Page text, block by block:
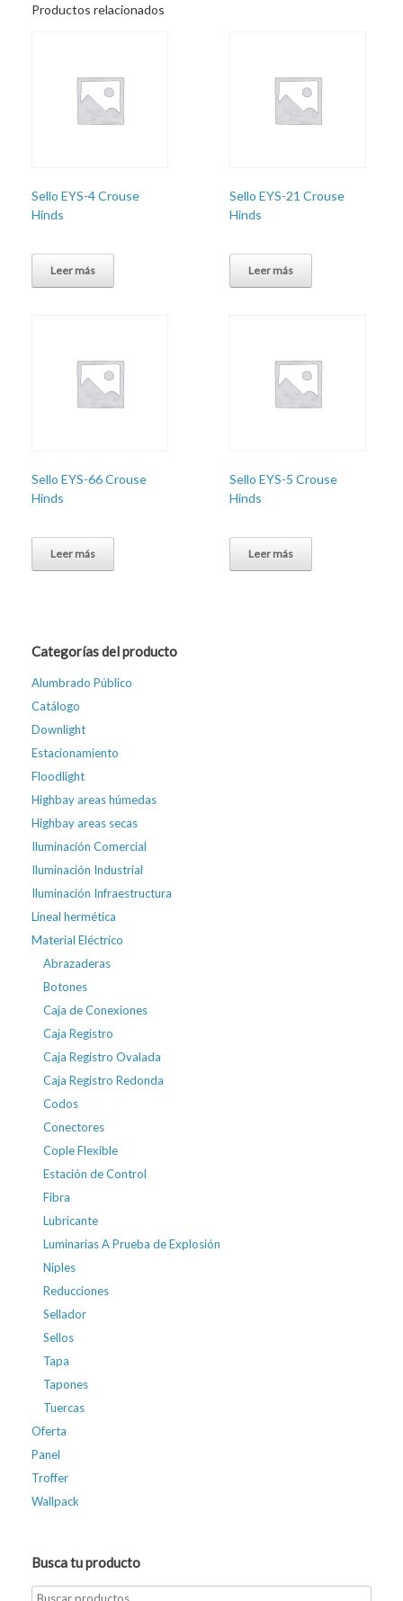
Productos relacionados
Sello EYS-4 Crouse
Hinds
Leer más
Sello EYS-21 Crouse
Hinds
Leer más
Sello EYS-66 Crouse
Hinds
Leer más
Sello EYS-5 Crouse
Hinds
Leer más
Categorías del producto
Alumbrado Público
Catálogo
Downlight
Estacionamiento
Floodlight
Highbay areas húmedas
Highbay areas secas
Iluminación Comercial
Iluminación Industrial
Iluminación Infraestructura
Lineal hermética
Material Eléctrico
Abrazaderas
Botones
Caja de Conexiones
Caja Registro
Caja Registro Ovalada
Caja Registro Redonda
Codos
Conectores
Cople Flexible
Estación de Control
Fibra
Lubricante
Luminarias A Prueba de Explosión
Niples
Reducciones
Sellador
Sellos
Tapa
Tapones
Tuercas
Oferta
Panel
Troffer
Wallpack
Busca tu producto